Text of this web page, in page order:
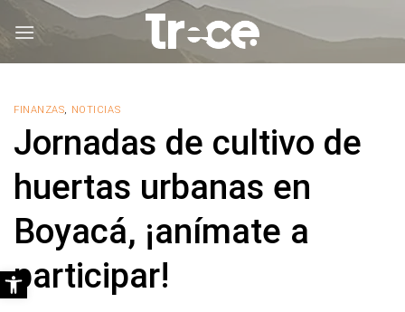
FINANZAS, NOTICIAS
Jornadas de cultivo de
huertas urbanas en
Boyacá, ¡anímate a
participar!
Abrir barra de herramientas